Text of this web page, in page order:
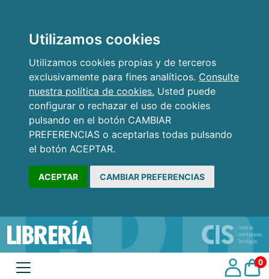
Utilizamos cookies
Utilizamos cookies propias y de terceros
exclusivamente para fines analíticos. Consulte
nuestra política de cookies. Usted puede
configurar o rechazar el uso de cookies
pulsando en el botón CAMBIAR
PREFERENCIAS o aceptarlas todas pulsando
el botón ACEPTAR.
ACEPTAR CAMBIAR PREFERENCIAS
0